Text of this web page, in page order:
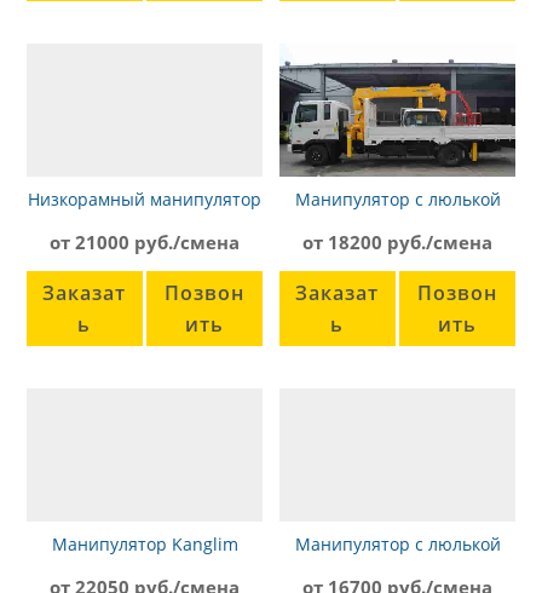
Низкорамный манипулятор
от 21000 руб./смена
Заказат
ь
Позвон
ить
Манипулятор с люлькой
120
от 18200 руб./смена
Заказат
ь
Позвон
ить
Манипулятор Kanglim
от 22050 руб./смена
Манипулятор с люлькой
от 16700 руб./смена